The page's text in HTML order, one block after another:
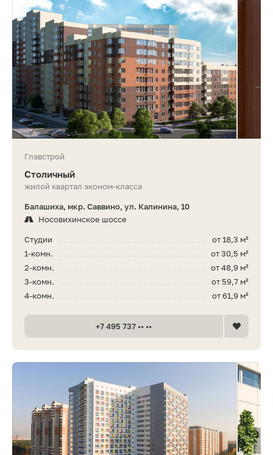
Главстрой
Столичный
жилой квартал эконом-класса
Балашиха, мкр. Саввино, ул. Калинина, 10
Носовихинское шоссе
от 18,3 м²
Студии
от 30,5 м²
1-комн.
от 48,9 м²
2-комн.
от 59,7 м²
3-комн.
от 61,9 м²
4-комн.
+7 495 737 •• ••